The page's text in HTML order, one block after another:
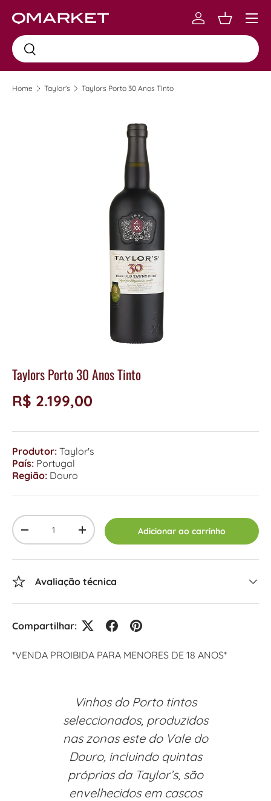
Skip to content
Busca
Busca
Log inCarrinho
Menu
Home Taylor's Taylors Porto 30 Anos Tinto
Taylors Porto 30 Anos Tinto
R$ 2.199,00
Produtor: Taylor's
País: Portugal
Região: Douro
Qty
-
+ Adicionar ao carrinho
Avaliação técnica
Compartilhar:
*VENDA PROIBIDA PARA MENORES DE 18 ANOS*
Vinhos do Porto tintos
seleccionados, produzidos
nas zonas este do Vale do
Douro, incluindo quintas
próprias da Taylor’s, são
envelhecidos em cascos